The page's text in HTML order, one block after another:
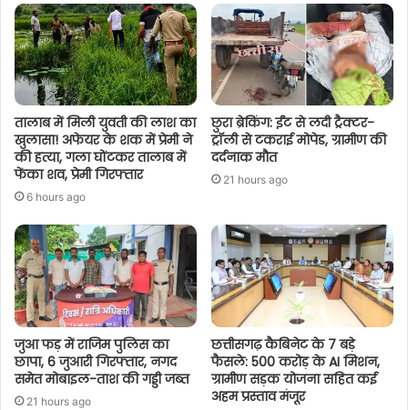
तालाब में मिली युवती की लाश का
खुलासा! अफेयर के शक में प्रेमी ने
की हत्या, गला घोंटकर तालाब में
फेंका शव, प्रेमी गिरफ्तार
6 hours ago
छुरा ब्रेकिंग: ईंट से लदी ट्रैक्टर-
ट्रॉली से टकराई मोपेड, ग्रामीण की
दर्दनाक मौत
21 hours ago
जुआ फड़ में राजिम पुलिस का
छापा, 6 जुआरी गिरफ्तार, नगद
समेत मोबाइल-ताश की गड्डी जब्त
21 hours ago
छत्तीसगढ़ कैबिनेट के 7 बड़े
फैसले: 500 करोड़ के AI मिशन,
ग्रामीण सड़क योजना सहित कई
अहम प्रस्ताव मंजूर